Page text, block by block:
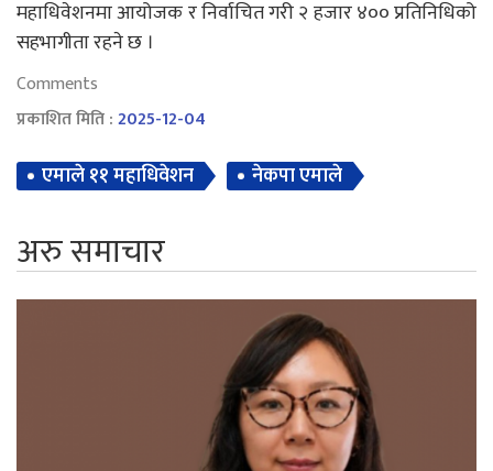
महाधिवेशनमा आयोजक र निर्वाचित गरी २ हजार ४०० प्रतिनिधिको
सहभागीता रहने छ ।
Comments
प्रकाशित मिति :2025-12-04
एमाले ११ महाधिवेशन नेकपा एमाले
अरु समाचार